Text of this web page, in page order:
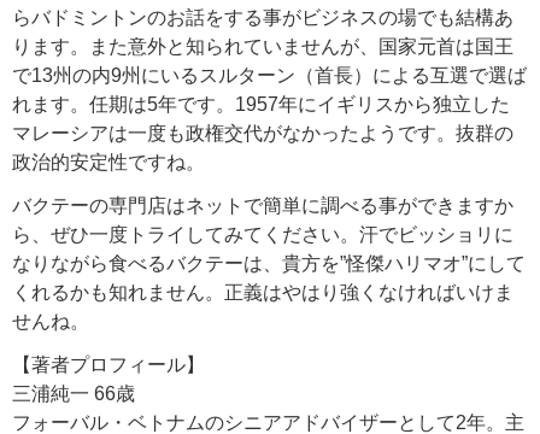
らバドミントンのお話をする事がビジネスの場でも結構あ
ります。また意外と知られていませんが、国家元首は国王
で13州の内9州にいるスルターン（首長）による互選で選ば
れます。任期は5年です。1957年にイギリスから独立した
マレーシアは一度も政権交代がなかったようです。抜群の
政治的安定性ですね。
バクテーの専門店はネットで簡単に調べる事ができますか
ら、ぜひ一度トライしてみてください。汗でビッショリに
なりながら食べるバクテーは、貴方を”怪傑ハリマオ”にして
くれるかも知れません。正義はやはり強くなければいけま
せんね。
【著者プロフィール】
三浦純一 66歳
フォーバル・ベトナムのシニアアドバイザーとして2年。主